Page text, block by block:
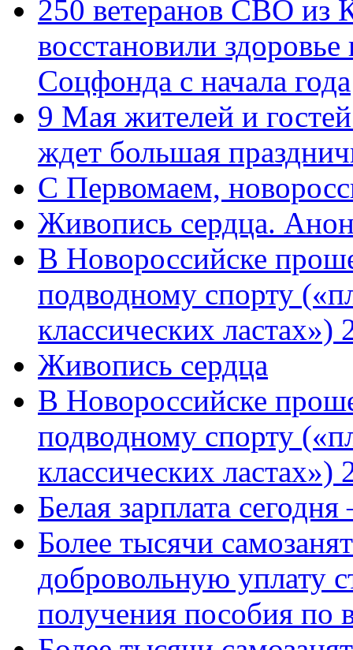
250 ветеранов СВО из
восстановили
Соцфонда с начала года
9 Мая жителей и
ждет большая
C Первомаем,
Живопись сердца.
В Новороссийске
подводному спорту
классических
Живопись сердца
В Новороссийске
подводному спорту
классических ластах»)
Белая зарплата
Более тысячи
добровольную уплату
получения пособия по